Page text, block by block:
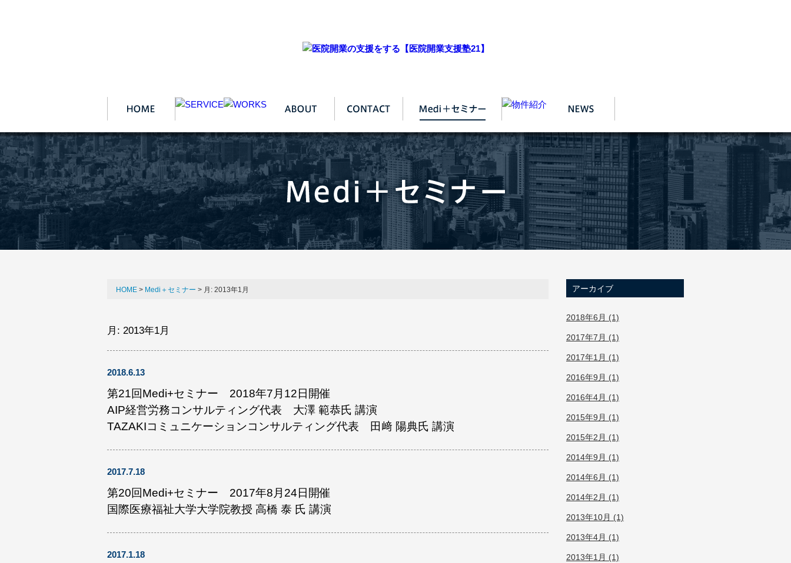
HOME Medi＋セミナー 月: 2013年1月
月: 2013年1月
2018.6.13
第21回Medi+セミナー 2018年7月12日開催
AIP経営労務コンサルティング代表 大澤 範恭氏 講演
TAZAKIコミュニケーションコンサルティング代表 田﨑 陽典氏 講演
2017.7.18
第20回Medi+セミナー 2017年8月24日開催
国際医療福祉大学大学院教授 高橋 泰 氏 講演
2017.1.18
アーカイブ
2018年6月 (1)
2017年7月 (1)
2017年1月 (1)
2016年9月 (1)
2016年4月 (1)
2015年9月 (1)
2015年2月 (1)
2014年9月 (1)
2014年6月 (1)
2014年2月 (1)
2013年10月 (1)
2013年4月 (1)
2013年1月 (1)